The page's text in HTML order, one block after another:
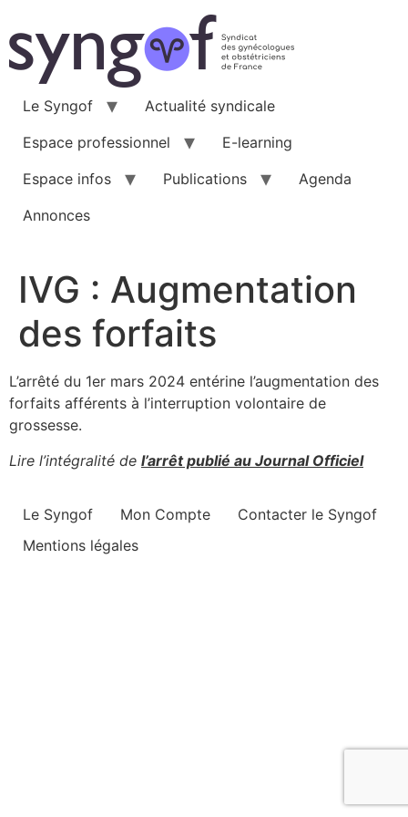
au
contenu
Le Syngof
Actualité syndicale
Espace professionnel
E-learning
Espace infos
Publications
Agenda
Annonces
IVG : Augmentation
des forfaits
L’arrêté du 1er mars 2024 entérine l’augmentation des
forfaits afférents à l’interruption volontaire de
grossesse.
Lire l’intégralité de l’arrêt publié au Journal Officiel
Le Syngof Mon Compte
Contacter le Syngof
Mentions légales